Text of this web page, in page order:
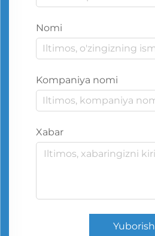
Nomi
Kompaniya nomi
Xabar
Yuborish